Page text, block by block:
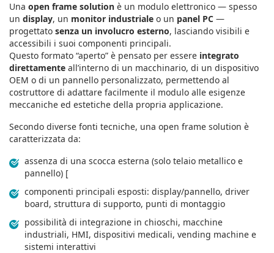
Una open frame solution è un modulo elettronico — spesso
un display, un monitor industriale o un panel PC —
progettato senza un involucro esterno, lasciando visibili e
accessibili i suoi componenti principali.
Questo formato “aperto” è pensato per essere integrato
direttamente all’interno di un macchinario, di un dispositivo
OEM o di un pannello personalizzato, permettendo al
costruttore di adattare facilmente il modulo alle esigenze
meccaniche ed estetiche della propria applicazione.
Secondo diverse fonti tecniche, una open frame solution è
caratterizzata da:
assenza di una scocca esterna (solo telaio metallico e
pannello) [
componenti principali esposti: display/pannello, driver
board, struttura di supporto, punti di montaggio
possibilità di integrazione in chioschi, macchine
industriali, HMI, dispositivi medicali, vending machine e
sistemi interattivi